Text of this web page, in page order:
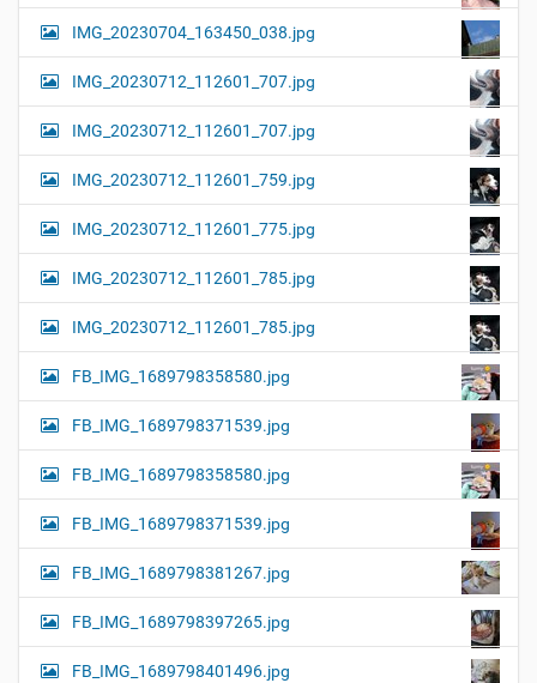
IMG_20230704_163450_038.jpg
IMG_20230712_112601_707.jpg
IMG_20230712_112601_707.jpg
IMG_20230712_112601_759.jpg
IMG_20230712_112601_775.jpg
IMG_20230712_112601_785.jpg
IMG_20230712_112601_785.jpg
FB_IMG_1689798358580.jpg
FB_IMG_1689798371539.jpg
FB_IMG_1689798358580.jpg
FB_IMG_1689798371539.jpg
FB_IMG_1689798381267.jpg
FB_IMG_1689798397265.jpg
FB_IMG_1689798401496.jpg